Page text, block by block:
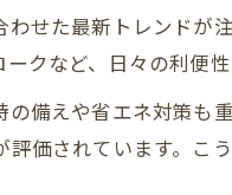
せた最新トレンドが
クなど、日々の利便性
備えや省エネ対策も
価されています。こ